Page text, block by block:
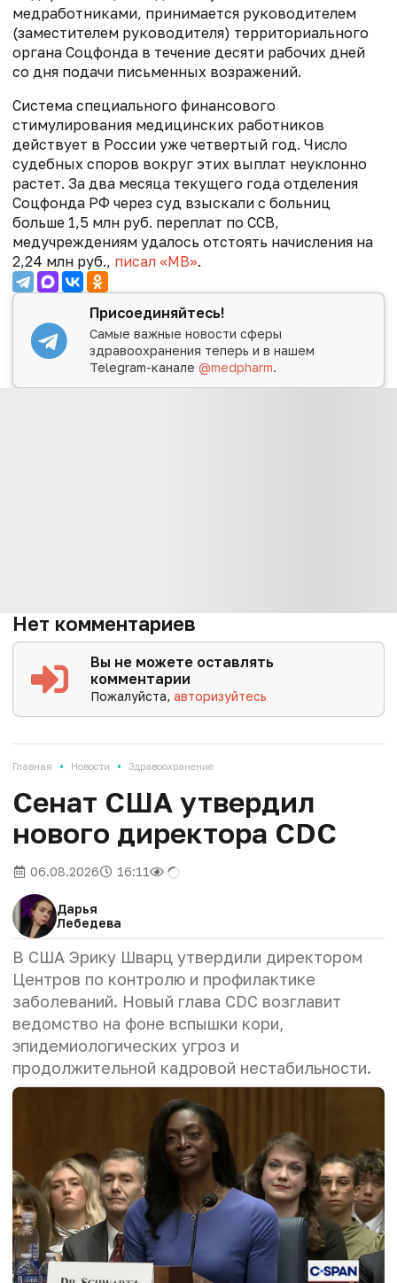
медработниками, принимается руководителем
(заместителем руководителя) территориального
органа Соцфонда в течение десяти рабочих дней
со дня подачи письменных возражений.
Система специального финансового
стимулирования медицинских работников
действует в России уже четвертый год. Число
судебных споров вокруг этих выплат неуклонно
растет. За два месяца текущего года отделения
Соцфонда РФ через суд взыскали с больниц
больше 1,5 млн руб. переплат по ССВ,
медучреждениям удалось отстоять начисления на
2,24 млн руб., писал «МВ».
Присоединяйтесь!
Самые важные новости сферы
здравоохранения теперь и в нашем
Telegram-канале@medpharm.
Нет комментариев
Вы не можете оставлять
комментарии
Пожалуйста,авторизуйтесь
Главная • Новости • Здравоохранение
Сенат США утвердил
нового директора CDC
06.08.2026 16:11
Дарья
Лебедева
В США Эрику Шварц утвердили директором
Центров по контролю и профилактике
заболеваний. Новый глава CDC возглавит
ведомство на фоне вспышки кори,
эпидемиологических угроз и
продолжительной кадровой нестабильности.